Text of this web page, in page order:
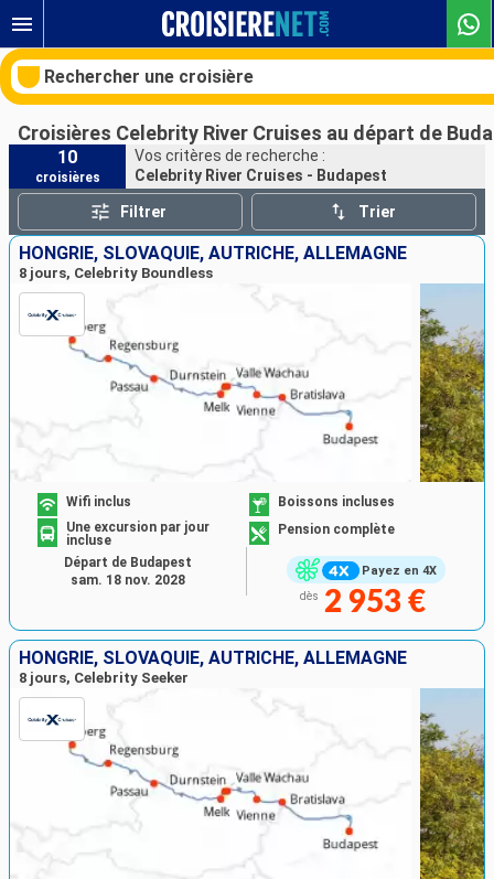
Rechercher une croisière
Nos destinations
Mois de départ
Ports
Croisières Celebrity River Cruises au départ de
10
croisières
Vos critères de recherche :
Celebrity River Cruises - Budapest
Filtrer Trier
HONGRIE, SLOVAQUIE, AUTRICHE, ALLEMAGNE
8 jours, Celebrity Boundless
Payez en 4X
Wifi inclus
Boissons incluses
Une excursion par jour
incluse
Pension complète
dès 2 953 €
Départ de Budapest
sam. 18 nov. 2028
HONGRIE, SLOVAQUIE, AUTRICHE, ALLEMAGNE
8 jours, Celebrity Seeker